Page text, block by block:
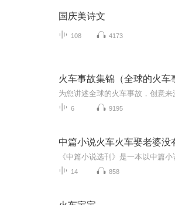
国庆美诗文
108 4173
火车事故集锦（全球的火车
6 9195
中篇小说火车火车娶老婆没
14 858